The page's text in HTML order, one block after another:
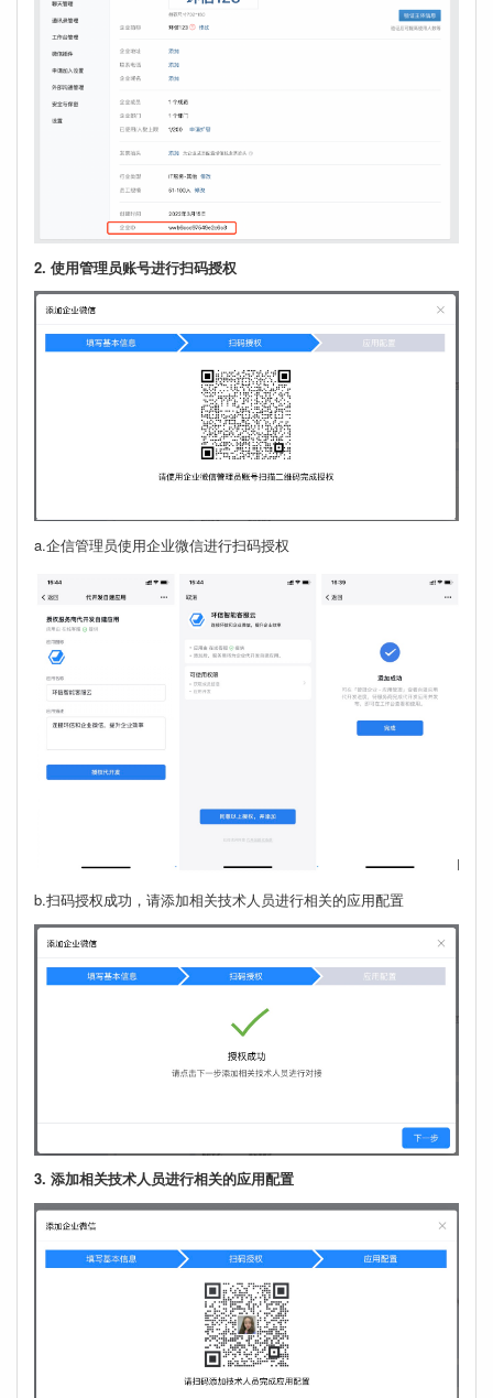
2. 使用管理员账号进行扫码授权
a.企信管理员使用企业微信进行扫码授权
b.扫码授权成功，请添加相关技术人员进行相关的应用配置
3. 添加相关技术人员进行相关的应用配置